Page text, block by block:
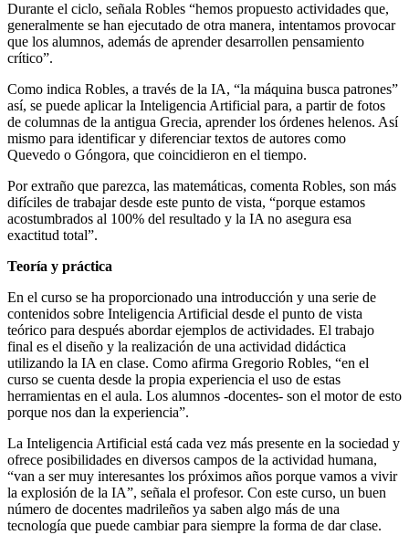
Durante el ciclo, señala Robles “hemos propuesto actividades que,
generalmente se han ejecutado de otra manera, intentamos provocar
que los alumnos, además de aprender desarrollen pensamiento
crítico”.
Como indica Robles, a través de la IA, “la máquina busca patrones”
así, se puede aplicar la Inteligencia Artificial para, a partir de fotos
de columnas de la antigua Grecia, aprender los órdenes helenos. Así
mismo para identificar y diferenciar textos de autores como
Quevedo o Góngora, que coincidieron en el tiempo.
Por extraño que parezca, las matemáticas, comenta Robles, son más
difíciles de trabajar desde este punto de vista, “porque estamos
acostumbrados al 100% del resultado y la IA no asegura esa
exactitud total”.
Teoría y práctica
En el curso se ha proporcionado una introducción y una serie de
contenidos sobre Inteligencia Artificial desde el punto de vista
teórico para después abordar ejemplos de actividades. El trabajo
final es el diseño y la realización de una actividad didáctica
utilizando la IA en clase. Como afirma Gregorio Robles, “en el
curso se cuenta desde la propia experiencia el uso de estas
herramientas en el aula. Los alumnos -docentes- son el motor de esto
porque nos dan la experiencia”.
La Inteligencia Artificial está cada vez más presente en la sociedad y
ofrece posibilidades en diversos campos de la actividad humana,
“van a ser muy interesantes los próximos años porque vamos a vivir
la explosión de la IA”, señala el profesor. Con este curso, un buen
número de docentes madrileños ya saben algo más de una
tecnología que puede cambiar para siempre la forma de dar clase.